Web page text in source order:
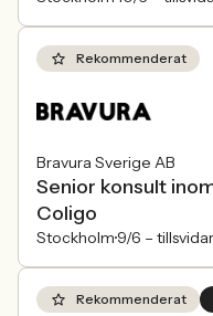
Rekommenderat
Bravura Sverige AB
Senior konsult
Coligo
Stockholm 9/6 –
Rekommenderat